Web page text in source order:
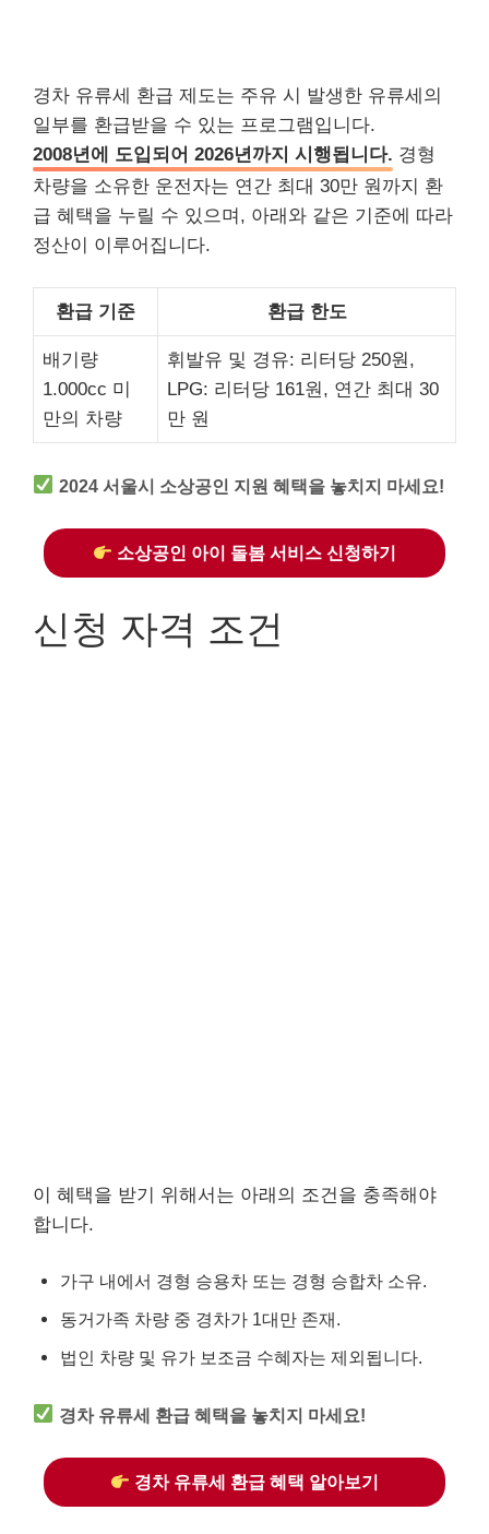
경차 유류세 환급 제도는 주유 시 발생한 유류세의
일부를 환급받을 수 있는 프로그램입니다.
2008년에 도입되어 2026년까지 시행됩니다. 경형
차량을 소유한 운전자는 연간 최대 30만 원까지 환
급 혜택을 누릴 수 있으며, 아래와 같은 기준에 따라
정산이 이루어집니다.
환급 기준 환급 한도
배기량
1.000cc 미
만의 차량
휘발유 및 경유: 리터당 250원,
LPG: 리터당 161원, 연간 최대 30
만 원
2024 서울시 소상공인 지원 혜택을 놓치지 마세요!
소상공인 아이 돌봄 서비스 신청하기
신청 자격 조건
이 혜택을 받기 위해서는 아래의 조건을 충족해야
합니다.
가구 내에서 경형 승용차 또는 경형 승합차 소유.
동거가족 차량 중 경차가 1대만 존재.
법인 차량 및 유가 보조금 수혜자는 제외됩니다.
경차 유류세 환급 혜택을 놓치지 마세요!
경차 유류세 환급 혜택 알아보기